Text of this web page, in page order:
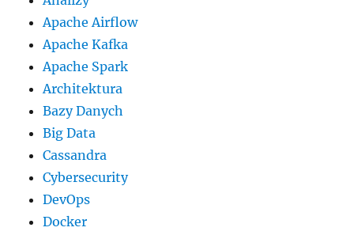
Apache Airflow
Apache Kafka
Apache Spark
Architektura
Bazy Danych
Big Data
Cassandra
Cybersecurity
DevOps
Docker